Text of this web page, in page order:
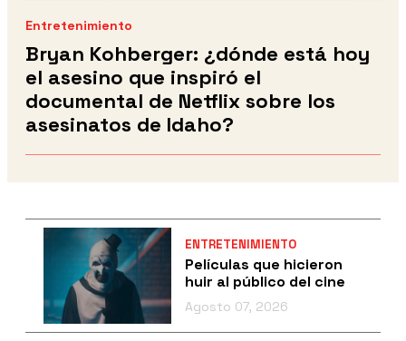
Entretenimiento
Bryan Kohberger: ¿dónde está hoy
el asesino que inspiró el
documental de Netflix sobre los
asesinatos de Idaho?
ENTRETENIMIENTO
Películas que hicieron
huir al público del cine
Agosto 07, 2026